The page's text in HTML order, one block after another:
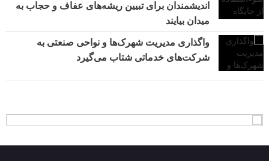
اندیشمندان برای تبیین ریشه‌های عفاف و حجاب به
میدان بیایند
واگذاری مدیریت شهرک‌ها و نواحی صنعتی به
شرکت‌های خدماتی شتاب می‌گیرد